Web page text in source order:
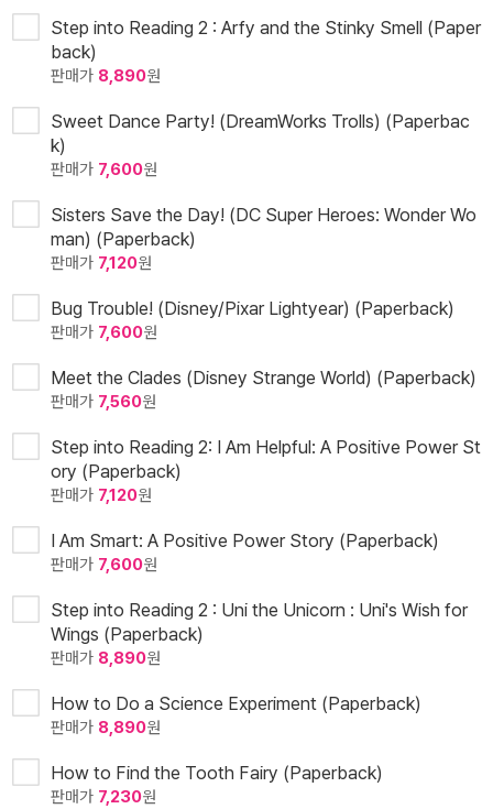
Step into Reading 2 : Arfy and the Stinky Smell (Paper
back)
판매가 8,890원
Sweet Dance Party! (DreamWorks Trolls) (Paperbac
k)
판매가 7,600원
Sisters Save the Day! (DC Super Heroes: Wonder Wo
man) (Paperback)
판매가 7,120원
Bug Trouble! (Disney/Pixar Lightyear) (Paperback)
판매가 7,600원
Meet the Clades (Disney Strange World) (Paperback)
판매가 7,560원
Step into Reading 2: I Am Helpful: A Positive Power St
ory (Paperback)
판매가 7,120원
I Am Smart: A Positive Power Story (Paperback)
판매가 7,600원
Step into Reading 2 : Uni the Unicorn : Uni's Wish for
Wings (Paperback)
판매가 8,890원
How to Do a Science Experiment (Paperback)
판매가 8,890원
How to Find the Tooth Fairy (Paperback)
판매가 7,230원